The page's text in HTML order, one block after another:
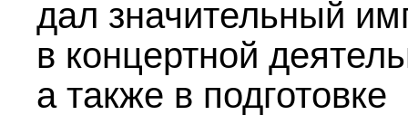
дал значительный
в концертной
а также в подготовке